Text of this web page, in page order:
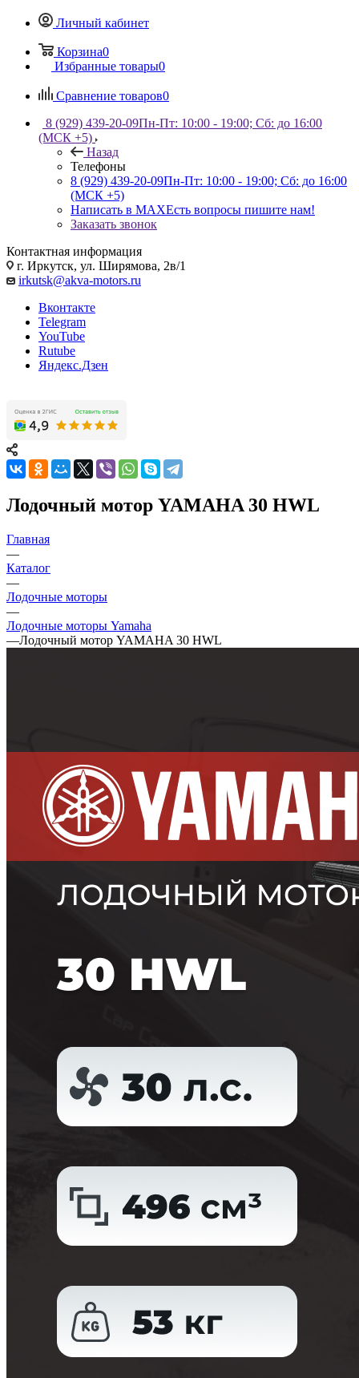
Личный кабинет
Корзина0
Избранные товары0
Сравнение товаров0
8 (929) 439-20-09Пн-Пт: 10:00 - 19:00; Сб: до 16:00
(МСК +5)
Назад
Телефоны
8 (929) 439-20-09Пн-Пт: 10:00 - 19:00; Сб: до 16:00
(МСК +5)
Написать в MAXЕсть вопросы пишите нам!
Заказать звонок
Контактная информация
г. Иркутск, ул. Ширямова, 2в/1
irkutsk@akva-motors.ru
Вконтакте
Telegram
YouTube
Rutube
Яндекс.Дзен
Лодочный мотор YAMAHA 30 HWL
Главная
—
Каталог
—
Лодочные моторы
—
Лодочные моторы Yamaha
—Лодочный мотор YAMAHA 30 HWL